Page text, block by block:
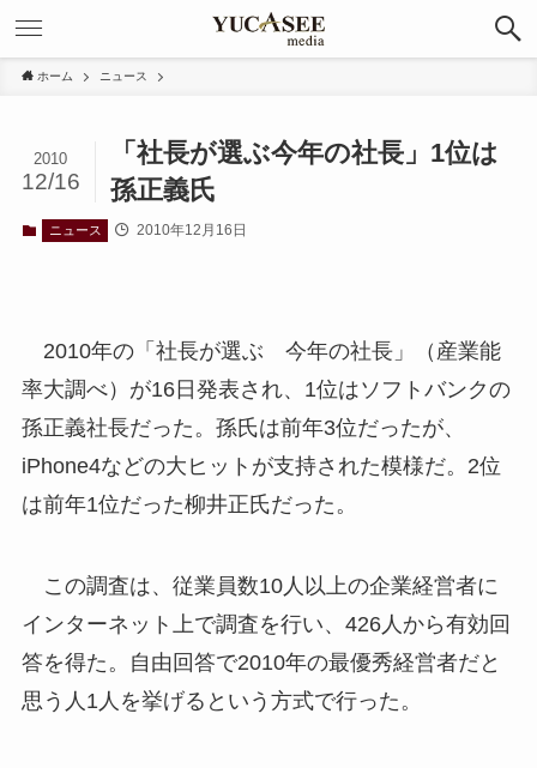
ホーム ニュース
「社長が選ぶ今年の社長」1位は
孫正義氏
2010
12/16
ニュース 2010年12月16日
2010年の「社長が選ぶ 今年の社長」（産業能
率大調べ）が16日発表され、1位はソフトバンクの
孫正義社長だった。孫氏は前年3位だったが、
iPhone4などの大ヒットが支持された模様だ。2位
は前年1位だった柳井正氏だった。
この調査は、従業員数10人以上の企業経営者に
インターネット上で調査を行い、426人から有効回
答を得た。自由回答で2010年の最優秀経営者だと
思う人1人を挙げるという方式で行った。